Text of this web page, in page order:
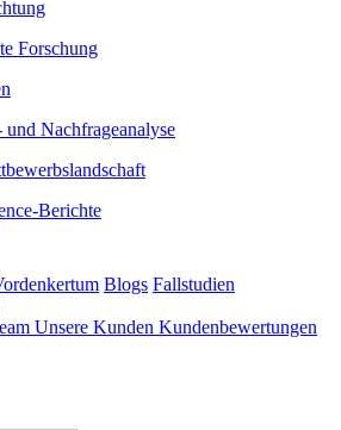
Forschung
und Nachfrageanalyse
Berichte
Blogs Fallstudien
Unsere Kunden Kundenbewertungen